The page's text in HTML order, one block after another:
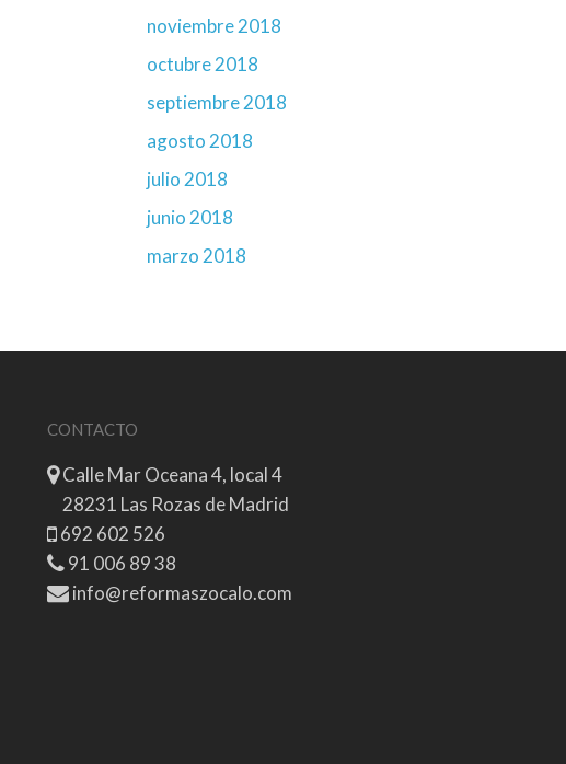
noviembre 2018
octubre 2018
septiembre 2018
agosto 2018
julio 2018
junio 2018
marzo 2018
CONTACTO
Calle Mar Oceana 4, local 4
28231 Las Rozas de Madrid
692 602 526
91 006 89 38
info@reformaszocalo.com